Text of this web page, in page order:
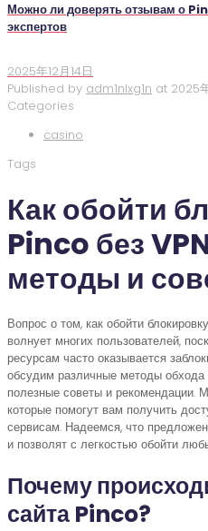
Можно ли доверять отзывам о
экспертов
2025年12月14日
Published by adm1nlxg1n at 2025
Categories
casino
Tags
Как обойти
Pinco без
методы и
Вопрос о том, как обойти
волнует многих пользователей,
ресурсам часто оказывается
обсудим различные методы обхода
полезные советы и рекомендации.
которые помогут вам получить
сервисам. Надеемся, что
и позволят с легкостью обойти
Почему
сайта Pinco?